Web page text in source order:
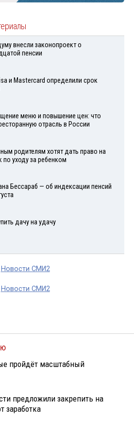
внесли законопроект о
пенсии
и Mastercard определили срок
меню и повышение цен: что
отрасль в России
родителям хотят дать право на
по уходу за ребенком
Бессараб — об индексации пенсий
дачу на удачу
Новости СМИ2
Новости СМИ2
пройдёт масштабный
предложили закрепить на
заработка